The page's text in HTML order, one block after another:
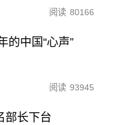
阅读 80166
的中国“心声”
阅读 93945
部长下台